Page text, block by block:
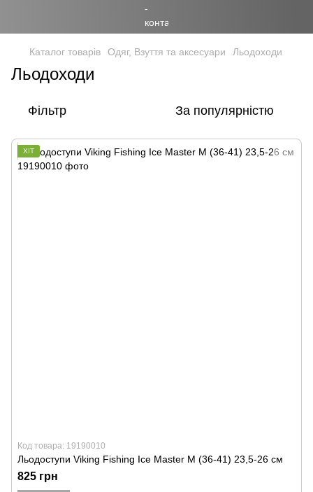
Каталог товарів Одяг, Взуття та аксесуари Льодоходи
Льодоходи
Фільтр За популярністю
ХІТ
Код товара: 19190010
Льодоступи Viking Fishing Ice Master M (36-41) 23,5-26 см
825 грн